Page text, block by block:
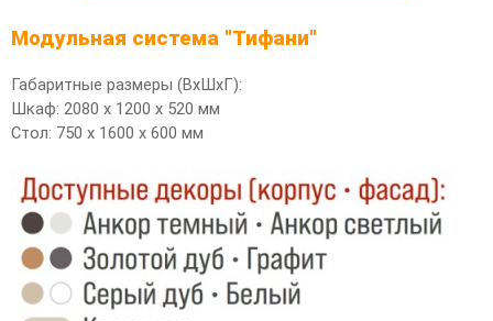
Модульная система "Тифани"
Габаритные размеры (ВхШхГ):
Шкаф: 2080 х 1200 х 520 мм
Стол: 750 х 1600 х 600 мм